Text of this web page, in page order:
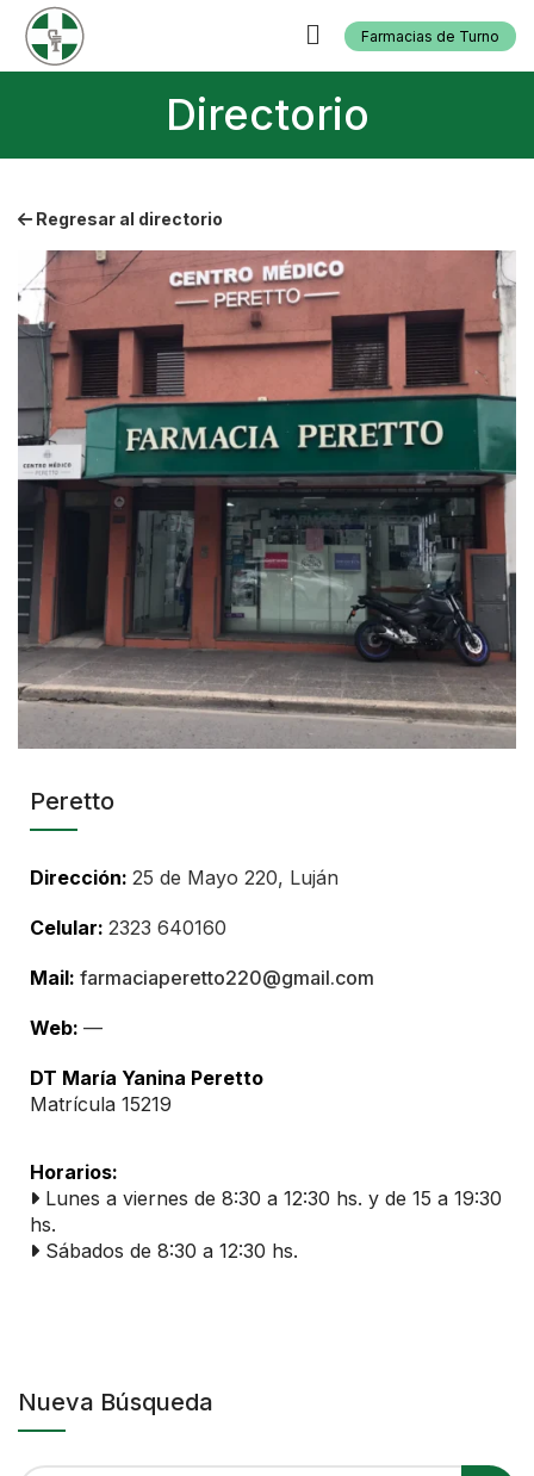
Farmacias de Turno
Directorio
Regresar al directorio
Peretto
Dirección: 25 de Mayo 220, Luján
Celular: 2323 640160
Mail: farmaciaperetto220@gmail.com
Web: —
DT María Yanina Peretto
Matrícula 15219
Horarios:
Lunes a viernes de 8:30 a 12:30 hs. y de 15 a 19:30
hs.
Sábados de 8:30 a 12:30 hs.
Nueva Búsqueda